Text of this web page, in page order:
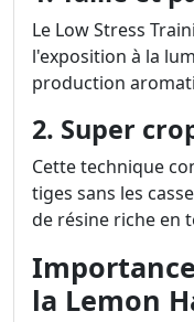
Le Low Stress
l'exposition à la
production
2. Super
Cette technique
tiges sans les
de résine riche en
la Lemon